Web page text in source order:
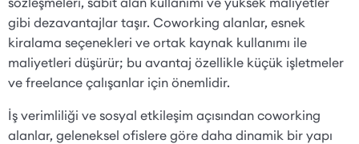
gibi dezavantajlar taşır. Coworking alanlar, esnek
kiralama seçenekleri ve ortak kaynak kullanımı ile
maliyetleri düşürür; bu avantaj özellikle küçük işletmeler
ve freelance çalışanlar için önemlidir.
İş verimliliği ve sosyal etkileşim açısından coworking
alanlar, geleneksel ofislere göre daha dinamik bir yapı